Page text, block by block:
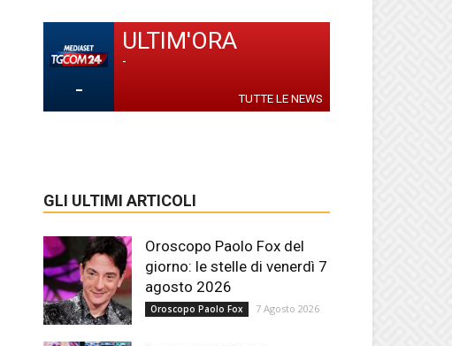
-
ULTIM'ORA
-
TUTTE LE NEWS
GLI ULTIMI ARTICOLI
Oroscopo Paolo Fox del
giorno: le stelle di venerdì 7
agosto 2026
Oroscopo Paolo Fox 7 Agosto 2026